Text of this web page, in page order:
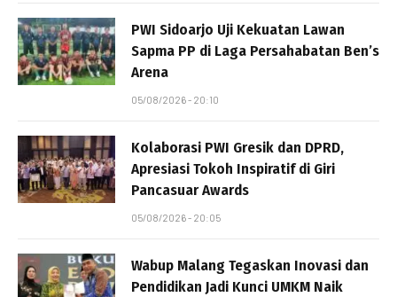
PWI Sidoarjo Uji Kekuatan Lawan
Sapma PP di Laga Persahabatan Ben’s
Arena
05/08/2026 - 20:10
Kolaborasi PWI Gresik dan DPRD,
Apresiasi Tokoh Inspiratif di Giri
Pancasuar Awards
05/08/2026 - 20:05
Wabup Malang Tegaskan Inovasi dan
Pendidikan Jadi Kunci UMKM Naik